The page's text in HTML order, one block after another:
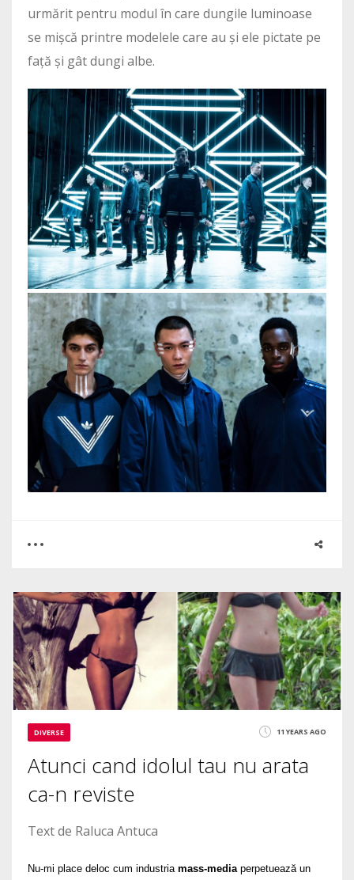
urmărit pentru modul în care dungile luminoase
se mișcă printre modelele care au și ele pictate pe
față și gât dungi albe.
0
2735
DIVERSE 11 YEARS AGO
Atunci cand idolul tau nu arata
ca-n reviste
Text de Raluca Antuca
Nu-mi place deloc cum industria mass-mediaperpetuează un